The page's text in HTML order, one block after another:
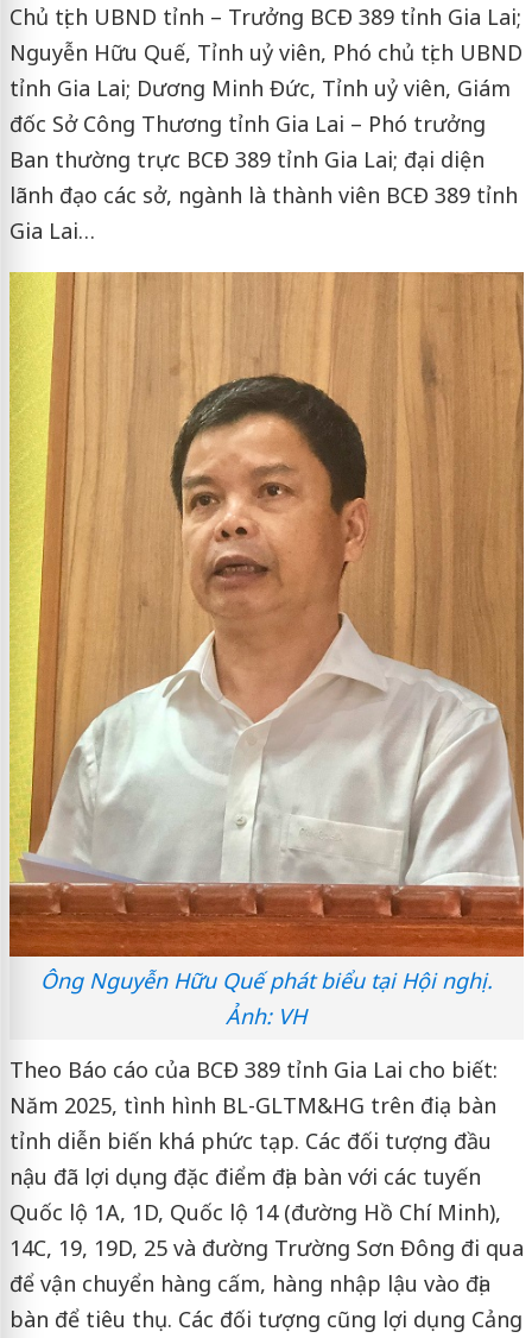
Chủ tịch UBND tỉnh – Trưởng BCĐ 389 tỉnh Gia Lai;
Nguyễn Hữu Quế, Tỉnh uỷ viên, Phó chủ tịch UBND
tỉnh Gia Lai; Dương Minh Đức, Tỉnh uỷ viên, Giám
đốc Sở Công Thương tỉnh Gia Lai – Phó trưởng
Ban thường trực BCĐ 389 tỉnh Gia Lai; đại diện
lãnh đạo các sở, ngành là thành viên BCĐ 389 tỉnh
Gia Lai…
Ông Nguyễn Hữu Quế phát biểu tại Hội nghị.
Ảnh: VH
Theo Báo cáo của BCĐ 389 tỉnh Gia Lai cho biết:
Năm 2025, tình hình BL-GLTM&HG trên điạ bàn
tỉnh diễn biến khá phức tạp. Các đối tượng đầu
nậu đã lợi dụng đặc điểm địa bàn với các tuyến
Quốc lộ 1A, 1D, Quốc lộ 14 (đường Hồ Chí Minh),
14C, 19, 19D, 25 và đường Trường Sơn Đông đi qua
để vận chuyển hàng cấm, hàng nhập lậu vào địa
bàn để tiêu thụ. Các đối tượng cũng lợi dụng Cảng